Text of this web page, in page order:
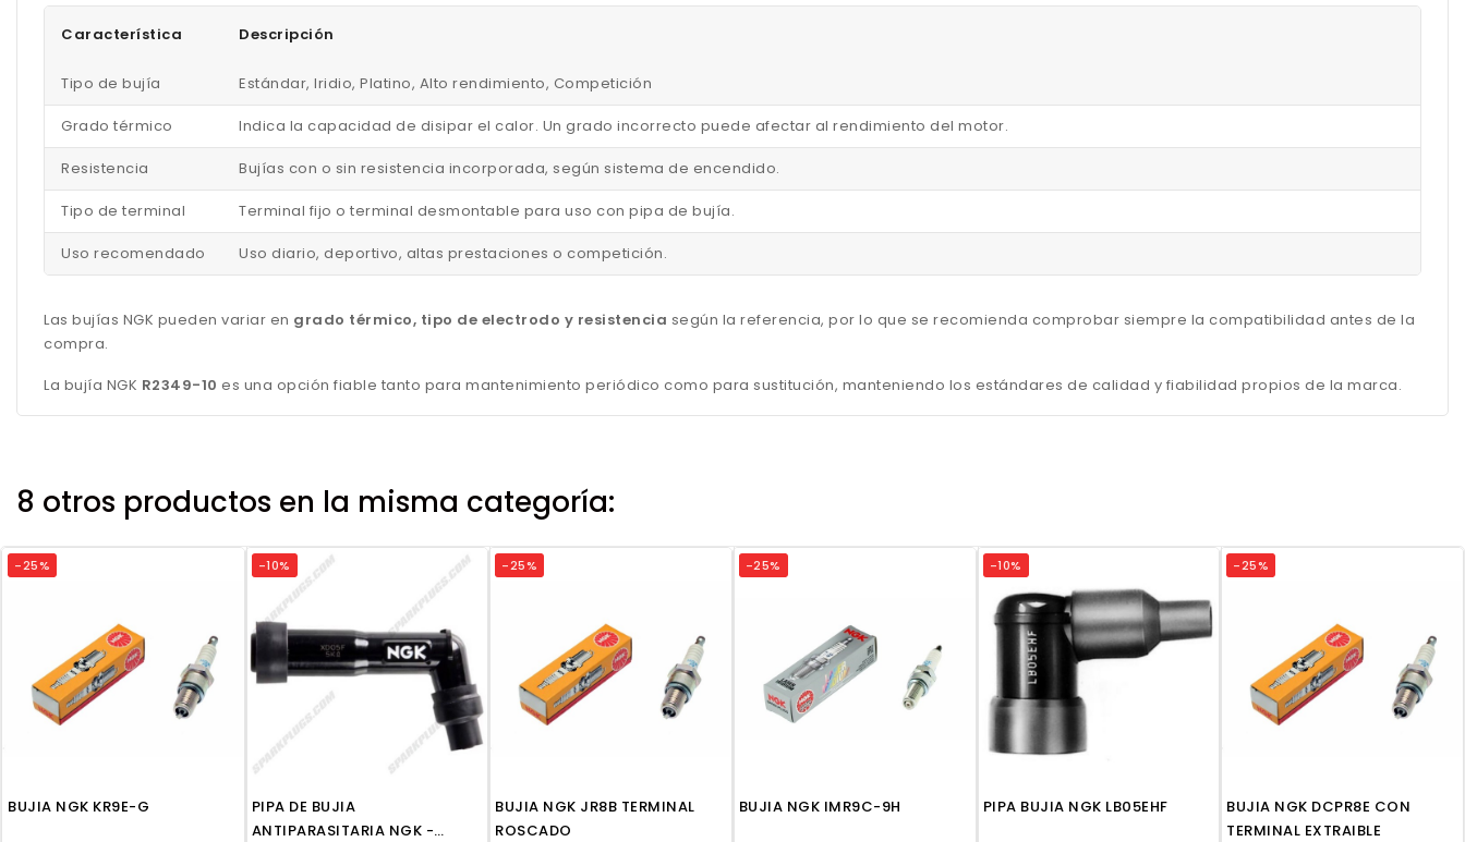
Característica Descripción
Tipo de bujía Estándar, Iridio, Platino, Alto rendimiento, Competición
Grado térmico Indica la capacidad de disipar el calor. Un grado incorrecto puede afectar al rendimiento del motor.
Resistencia Bujías con o sin resistencia incorporada, según sistema de encendido.
Tipo de terminal Terminal fijo o terminal desmontable para uso con pipa de bujía.
Uso recomendado Uso diario, deportivo, altas prestaciones o competición.
Las bujías NGK pueden variar en grado térmico, tipo de electrodo y resistencia según la referencia, por lo que se recomienda comprobar siempre la compatibilidad antes de la
compra.
La bujía NGK R2349-10 es una opción fiable tanto para mantenimiento periódico como para sustitución, manteniendo los estándares de calidad y fiabilidad propios de la marca.
8 otros productos en la misma categoría:
-25%
BUJIA NGK KR9E-G
-10%
PIPA DE BUJIA
ANTIPARASITARIA NGK -
-25%
BUJIA NGK JR8B TERMINAL
ROSCADO
-25%
BUJIA NGK IMR9C-9H
-10%
PIPA BUJIA NGK LB05EHF
-25%
BUJIA NGK DCPR8E CON
TERMINAL EXTRAIBLE